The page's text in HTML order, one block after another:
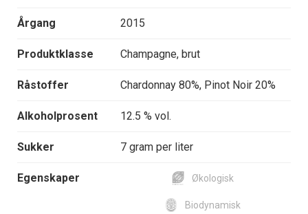
Årgang 2015
Produktklasse Champagne, brut
Råstoffer Chardonnay 80%, Pinot Noir 20%
Alkoholprosent 12.5 % vol.
Sukker 7 gram per liter
Egenskaper Økologisk
Biodynamisk